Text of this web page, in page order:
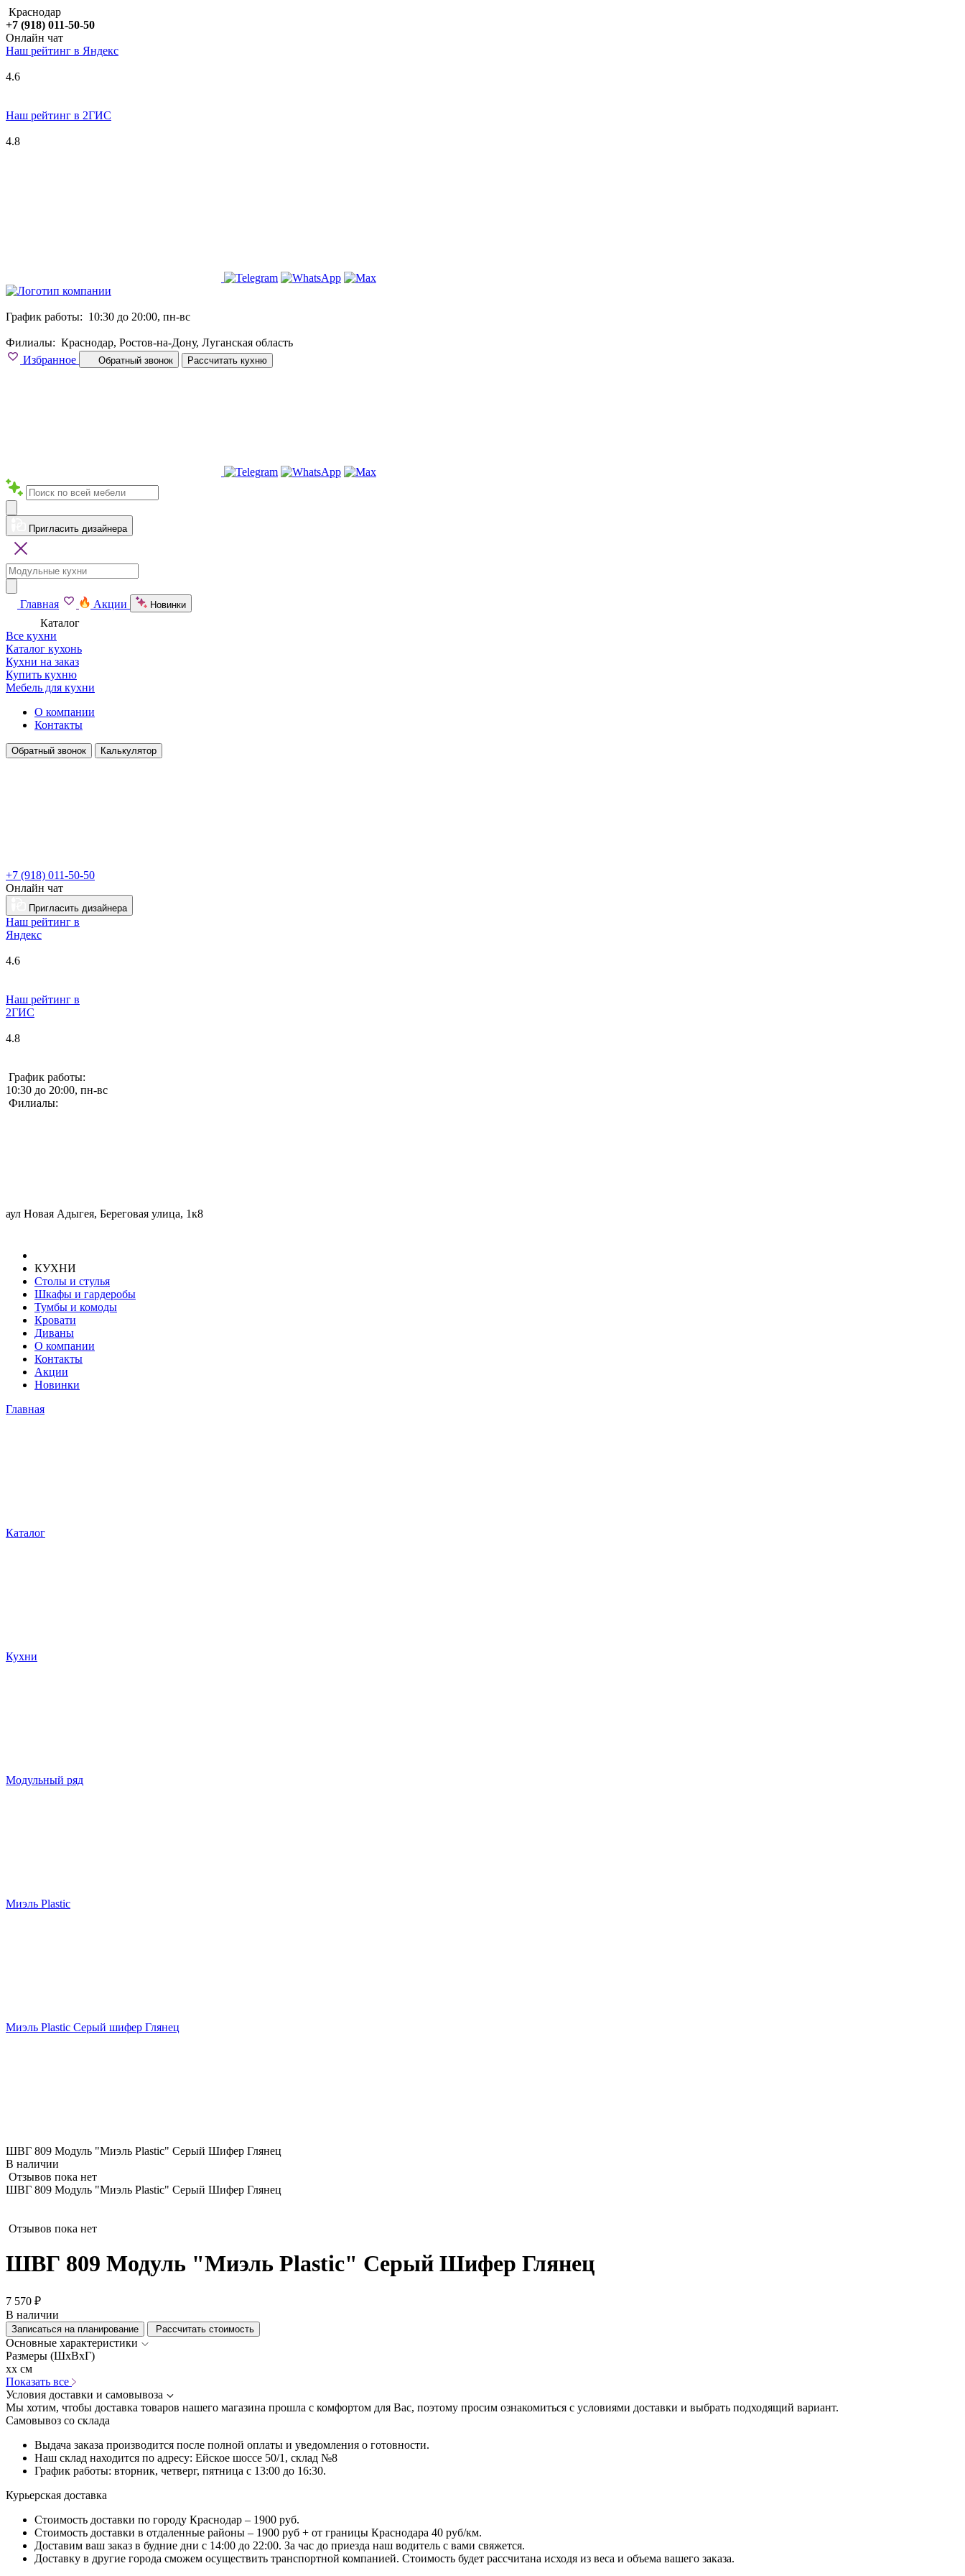
Краснодар
+7 (918) 011-50-50
Онлайн чат
Наш рейтинг в Яндекс
4.6
Наш рейтинг в 2ГИС
4.8
График работы: 10:30 до 20:00, пн-вс
Филиалы: Краснодар, Ростов-на-Дону, Луганская область
Избранное
Обратный звонок Рассчитать кухню
Пригласить дизайнера
Главная Акции Новинки
Каталог
Все кухни
Каталог кухонь
Кухни на заказ
Купить кухню
Мебель для кухни
О компании
Контакты
Обратный звонок Калькулятор
+7 (918) 011-50-50
Онлайн чат
Пригласить дизайнера
Наш рейтинг в
Яндекс
4.6
Наш рейтинг в
2ГИС
4.8
График работы:
10:30 до 20:00, пн-вс
Филиалы:
аул Новая Адыгея, Береговая улица, 1к8
КУХНИ
Столы и стулья
Шкафы и гардеробы
Тумбы и комоды
Кровати
Диваны
О компании
Контакты
Акции
Новинки
Главная
Каталог
Кухни
Модульный ряд
Миэль Plastic
Миэль Plastic Серый шифер Глянец
ШВГ 809 Модуль "Миэль Plastic" Серый Шифер Глянец
В наличии
Отзывов пока нет
ШВГ 809 Модуль "Миэль Plastic" Серый Шифер Глянец
Отзывов пока нет
ШВГ 809 Модуль "Миэль Plastic" Серый Шифер Глянец
7 570 ₽
В наличии
Записаться на планирование Рассчитать стоимость
Основные характеристики
Размеры (ШхВхГ)
xx см
Показать все
Условия доставки и самовывоза
Мы хотим, чтобы доставка товаров нашего магазина прошла с комфортом для Вас, поэтому просим ознакомиться с условиями доставки и выбрать подходящий вариант.
Самовывоз со склада
Выдача заказа производится после полной оплаты и уведомления о готовности.
Наш склад находится по адресу: Ейское шоссе 50/1, склад №8
График работы: вторник, четверг, пятница с 13:00 до 16:30.
Курьерская доставка
Стоимость доставки по городу Краснодар – 1900 руб.
Стоимость доставки в отдаленные районы – 1900 руб + от границы Краснодара 40 руб/км.
Доставим ваш заказ в будние дни с 14:00 до 22:00. За час до приезда наш водитель с вами свяжется.
Доставку в другие города сможем осуществить транспортной компанией. Стоимость будет рассчитана исходя из веса и объема вашего заказа.